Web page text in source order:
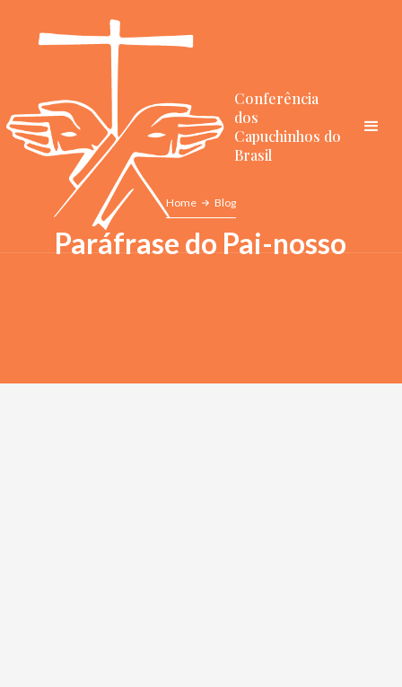
Conferência
dos
Capuchinhos do
Brasil
Home Blog
Paráfrase do Pai-nosso